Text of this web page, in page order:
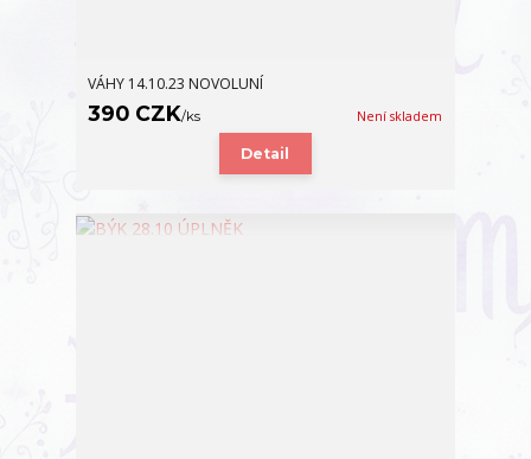
VÁHY 14.10.23 NOVOLUNÍ
390 CZK/ks Není skladem
Detail